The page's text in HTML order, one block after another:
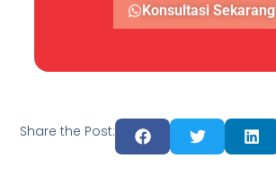
Konsultasi Sekarang
Share the Post: